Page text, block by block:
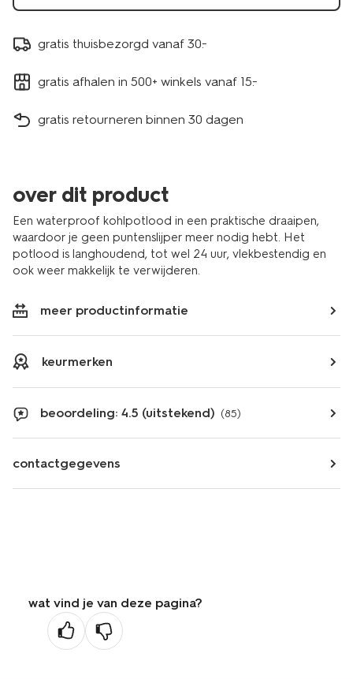
gratis thuisbezorgd vanaf 30.-
gratis afhalen in 500+ winkels vanaf 15.-
gratis retourneren binnen 30 dagen
over dit product
Een waterproof kohlpotlood in een praktische draaipen,
waardoor je geen puntenslijper meer nodig hebt. Het
potlood is langhoudend, tot wel 24 uur, vlekbestendig en
ook weer makkelijk te verwijderen.
meer productinformatie
keurmerken
beoordeling: 4.5 (uitstekend) (85)
contactgegevens
wat vind je van deze pagina?